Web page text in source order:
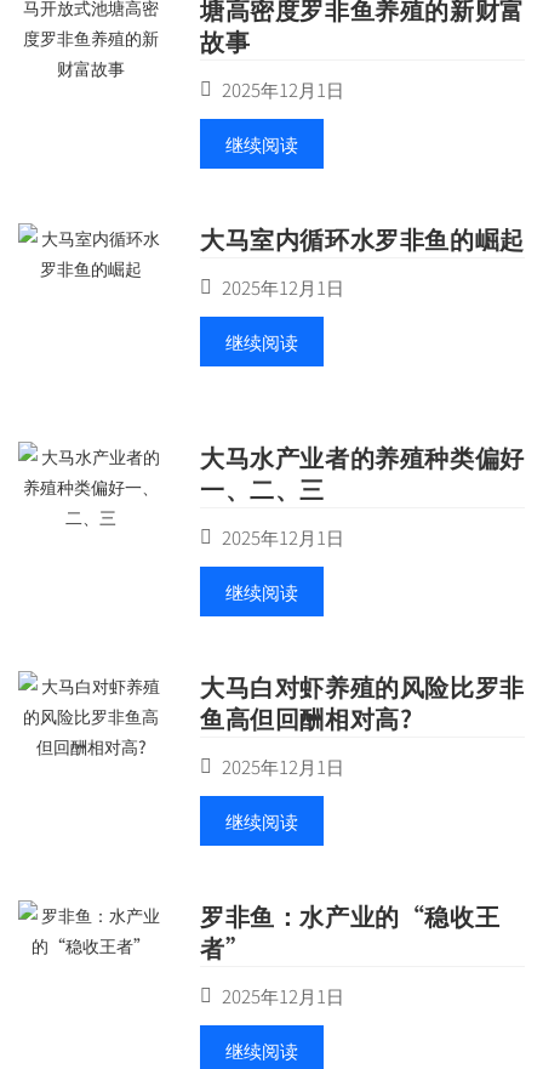
塘高密度罗非鱼养殖的新财富
故事
2025年12月1日
继续阅读
大马室内循环水罗非鱼的崛起
2025年12月1日
继续阅读
大马水产业者的养殖种类偏好
一、二、三
2025年12月1日
继续阅读
大马白对虾养殖的风险比罗非
鱼高但回酬相对高?
2025年12月1日
继续阅读
罗非鱼：水产业的“稳收王
者”
2025年12月1日
继续阅读